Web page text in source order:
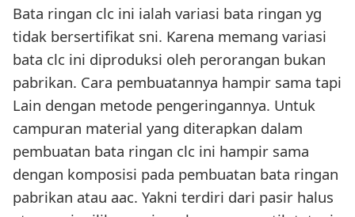
Bata ringan clc ini ialah variasi bata ringan yg
tidak bersertifikat sni. Karena memang variasi
bata clc ini diproduksi oleh perorangan bukan
pabrikan. Cara pembuatannya hampir sama tapi
Lain dengan metode pengeringannya. Untuk
campuran material yang diterapkan dalam
pembuatan bata ringan clc ini hampir sama
dengan komposisi pada pembuatan bata ringan
pabrikan atau aac. Yakni terdiri dari pasir halus